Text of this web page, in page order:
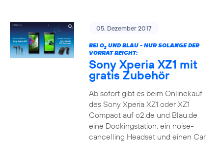
05. Dezember 2017
BEI O2UND BLAU - NUR SOLANGE DER
VORRAT REICHT:
Sony Xperia XZ1 mit
gratis Zubehör
Ab sofort gibt es beim Onlinekauf
des Sony Xperia XZ1 oder XZ1
Compact auf o2.de und Blau.de
eine Dockingstation, ein noise-
cancelling Headset und einen Car